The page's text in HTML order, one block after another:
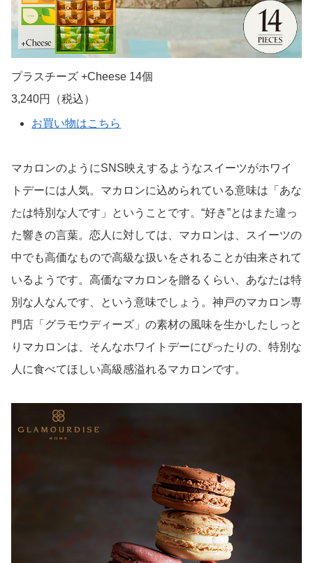
プラスチーズ +Cheese 14個
3,240円（税込）
お買い物はこちら
マカロンのようにSNS映えするようなスイーツがホワイ
トデーには人気。マカロンに込められている意味は「あな
たは特別な人です」ということです。“好き”とはまた違っ
た響きの言葉。恋人に対しては、マカロンは、スイーツの
中でも高価なもので高級な扱いをされることが由来されて
いるようです。高価なマカロンを贈るくらい、あなたは特
別な人なんです、という意味でしょう。神戸のマカロン専
門店「グラモウディーズ」の素材の風味を生かしたしっと
りマカロンは、そんなホワイトデーにぴったりの、特別な
人に食べてほしい高級感溢れるマカロンです。